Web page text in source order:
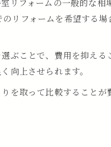
リフォームの一般的な相
リフォームを希望する場
ことで、費用を抑える
向上させられます。
を取って比較することが